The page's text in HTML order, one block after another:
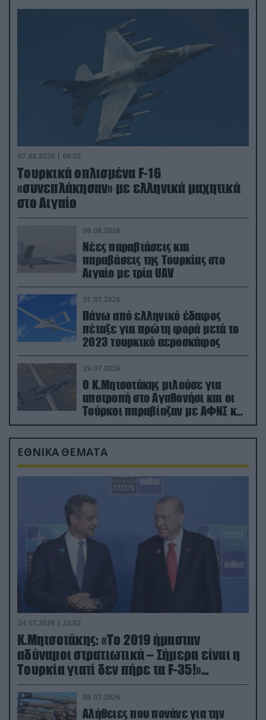
07.08.2026 | 00:02
Τουρκικά οπλισμένα F-16
«συνεπλάκησαν» με ελληνικά μαχητικά
στο Αιγαίο
06.08.2026
Νέες παραβιάσεις και
παραβάσεις της Τουρκίας στο
Αιγαίο με τρία UAV
31.07.2026
Πάνω από ελληνικό έδαφος
πέταξε για πρώτη φορά μετά το
2023 τουρκικό αεροσκάφος
29.07.2026
Ο Κ.Μητσοτάκης μιλούσε για
αποτροπή στο Αγαθονήσι και οι
Τούρκοι παραβίαζαν με ΑΦΝΣ και
drone
ΕΘΝΙΚΑ ΘΕΜΑΤΑ
24.07.2026 | 22:02
Κ.Μητσοτάκης: «Το 2019 ήμασταν
αδύναμοι στρατιωτικά – Σήμερα είναι η
Τουρκία γιατί δεν πήρε τα F-35!»
(βίντεο)
09.07.2026
Αλήθειες που πονάνε για την